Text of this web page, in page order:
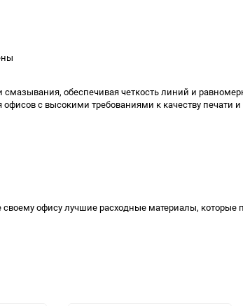
смазывания, обеспечивая четкость линий и
с высокими требованиями к качеству печати
офису лучшие расходные материалы,